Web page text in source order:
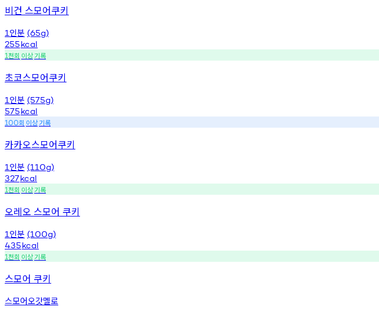
비건 스모어쿠키
1 인분 (65g)
255kcal
1천회 이상기록
초코스모어쿠키
1 인분 (575g)
575kcal
100회 이상기록
카카오스모어쿠키
1 인분 (110g)
327kcal
1천회 이상기록
오레오 스모어 쿠키
1 인분 (100g)
435kcal
1천회 이상기록
스모어 쿠키
스모어오갓멜로